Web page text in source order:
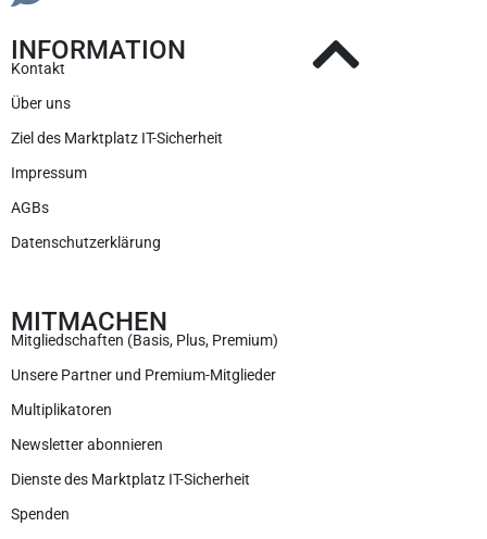
INFORMATION
Kontakt
Über uns
Ziel des Marktplatz IT-Sicherheit
Impressum
AGBs
Datenschutzerklärung
MITMACHEN
Mitgliedschaften (Basis, Plus, Premium)
Unsere Partner und Premium-Mitglieder
Multiplikatoren
Newsletter abonnieren
Dienste des Marktplatz IT-Sicherheit
Spenden